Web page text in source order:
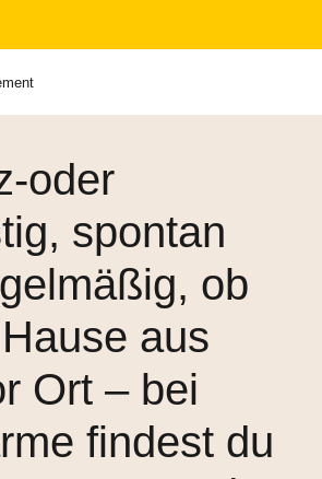
oder
spontan
ob
aus
Ort – bei
findest du